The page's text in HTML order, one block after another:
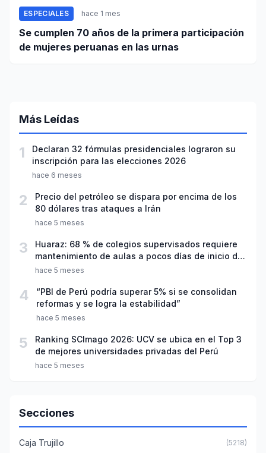
ESPECIALES hace 1 mes
Se cumplen 70 años de la primera participación
de mujeres peruanas en las urnas
Más Leídas
1
Declaran 32 fórmulas presidenciales lograron su
inscripción para las elecciones 2026
hace 6 meses
2
Precio del petróleo se dispara por encima de los
80 dólares tras ataques a Irán
hace 5 meses
3
Huaraz: 68 % de colegios supervisados requiere
mantenimiento de aulas a pocos días de inicio del
año escolar 2026
hace 5 meses
4
“PBI de Perú podría superar 5% si se consolidan
reformas y se logra la estabilidad”
hace 5 meses
5
Ranking SCImago 2026: UCV se ubica en el Top 3
de mejores universidades privadas del Perú
hace 5 meses
Secciones
Caja Trujillo (5218)